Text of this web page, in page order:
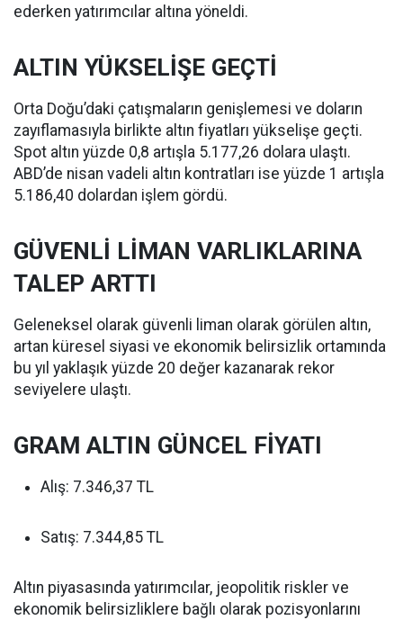
ederken yatırımcılar altına yöneldi.
ALTIN YÜKSELİŞE GEÇTİ
Orta Doğu’daki çatışmaların genişlemesi ve doların
zayıflamasıyla birlikte altın fiyatları yükselişe geçti.
Spot altın yüzde 0,8 artışla 5.177,26 dolara ulaştı.
ABD’de nisan vadeli altın kontratları ise yüzde 1 artışla
5.186,40 dolardan işlem gördü.
GÜVENLİ LİMAN VARLIKLARINA
TALEP ARTTI
Geleneksel olarak güvenli liman olarak görülen altın,
artan küresel siyasi ve ekonomik belirsizlik ortamında
bu yıl yaklaşık yüzde 20 değer kazanarak rekor
seviyelere ulaştı.
GRAM ALTIN GÜNCEL FİYATI
Alış: 7.346,37 TL
Satış: 7.344,85 TL
Altın piyasasında yatırımcılar, jeopolitik riskler ve
ekonomik belirsizliklere bağlı olarak pozisyonlarını